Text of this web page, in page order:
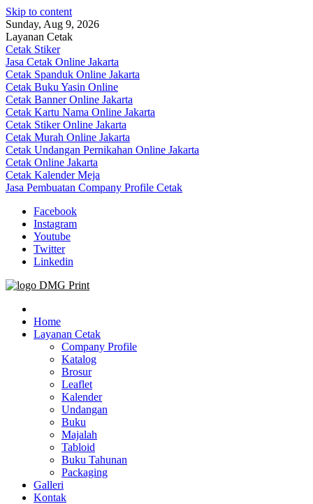
Skip to content
Sunday, Aug 9, 2026
Layanan Cetak
Cetak Stiker
Jasa Cetak Online Jakarta
Cetak Spanduk Online Jakarta
Cetak Buku Yasin Online
Cetak Banner Online Jakarta
Cetak Kartu Nama Online Jakarta
Cetak Stiker Online Jakarta
Cetak Murah Online Jakarta
Cetak Undangan Pernikahan Online Jakarta
Cetak Online Jakarta
Cetak Kalender Meja
Jasa Pembuatan Company Profile Cetak
Facebook
Instagram
Youtube
Twitter
Linkedin
Jasa Cetak Online DMG Printing
Home
Layanan Cetak
Company Profile
Katalog
Brosur
Leaflet
Kalender
Undangan
Buku
Majalah
Tabloid
Buku Tahunan
Packaging
Galleri
Kontak